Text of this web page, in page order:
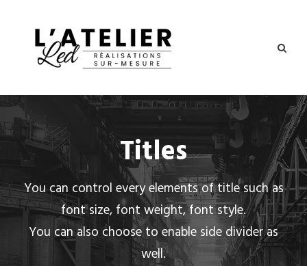
Titles
You can control every elements of title such as
font size, font weight, font style.
You can also choose to enable side divider as
well.